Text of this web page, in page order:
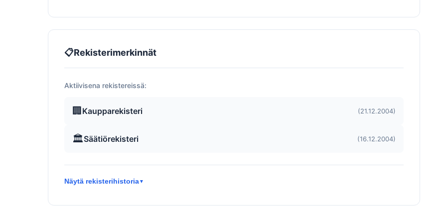
📋Rekisterimerkinnät
Aktiivisena rekistereissä:
🏢 Kaupparekisteri (21.12.2004)
🏛️Säätiörekisteri (16.12.2004)
Näytä rekisterihistoria▼